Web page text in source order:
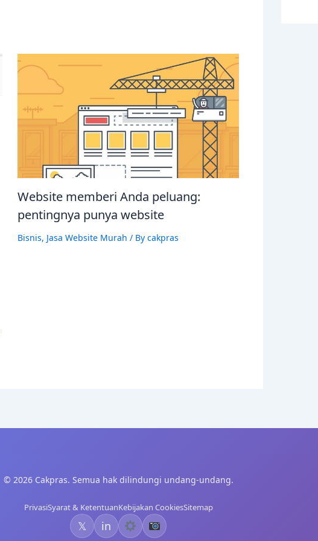
Website memberi Anda peluang:
pentingnya punya website
Bisnis, Jasa Website Murah / By cakpras
© 2026 Cakpras. Semua hak dilindungi undang-undang.
PrivasiSyarat & KetentuanKebijakan CookiesSitemap
𝕏 in